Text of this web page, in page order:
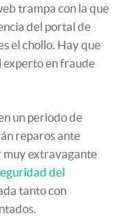
trampa con la que
del portal de
el chollo. Hay que
experto en fraude
un periodo de
reparos ante
muy extravagante
del
tanto con